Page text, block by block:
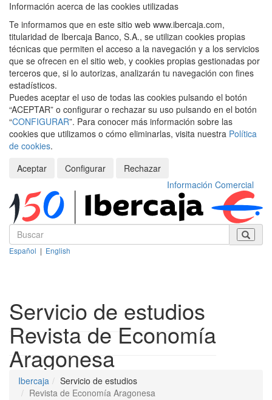
Información acerca de las cookies utilizadas
Te informamos que en este sitio web www.ibercaja.com,
titularidad de Ibercaja Banco, S.A., se utilizan cookies propias
técnicas que permiten el acceso a la navegación y a los servicios
que se ofrecen en el sitio web, y cookies propias gestionadas por
terceros que, si lo autorizas, analizarán tu navegación con fines
estadísticos.
Puedes aceptar el uso de todas las cookies pulsando el botón
“ACEPTAR” o configurar o rechazar su uso pulsando en el botón
“CONFIGURAR”. Para conocer más información sobre las
cookies que utilizamos o cómo eliminarlas, visita nuestra Política
de cookies.
Aceptar
Configurar
Rechazar
Información Comercial
Español | English
Servicio de estudios
Revista de Economía
Aragonesa
Ibercaja
Servicio de estudios
Revista de Economía Aragonesa